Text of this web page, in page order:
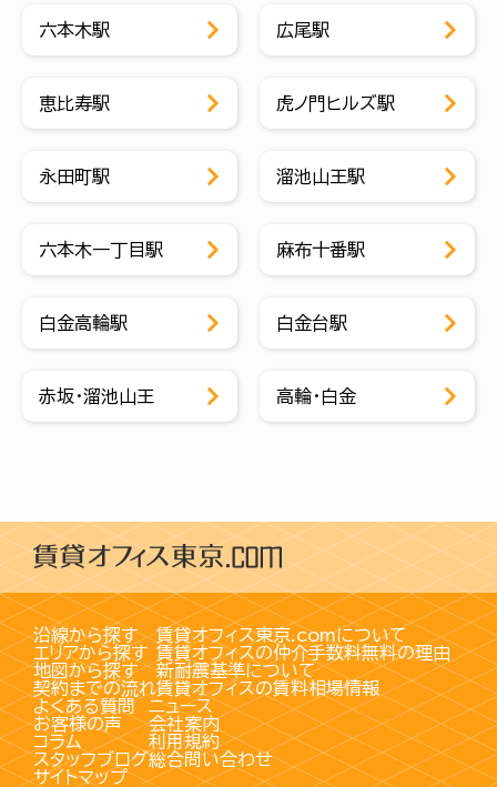
六本木駅 広尾駅
恵比寿駅 虎ノ門ヒルズ駅
永田町駅 溜池山王駅
六本木一丁目駅 麻布十番駅
白金高輪駅 白金台駅
赤坂・溜池山王 高輪・白金
沿線から探す
エリアから探す
地図から探す
契約までの流れ
賃貸オフィス東京.comについて
賃貸オフィスの仲介手数料無料の理由
新耐震基準について
賃貸オフィスの賃料相場情報
よくある質問
お客様の声
コラム
スタッフブログ
サイトマップ
ニュース
会社案内
利用規約
総合問い合わせ